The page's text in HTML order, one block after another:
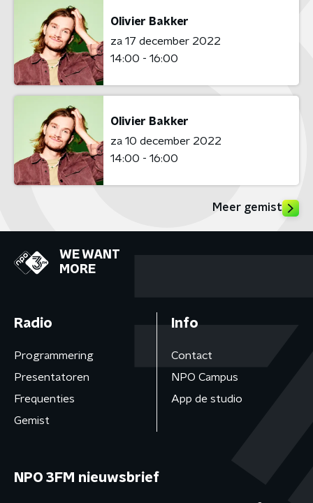
Olivier Bakker
za 17 december 2022
14:00 - 16:00
Olivier Bakker
za 10 december 2022
14:00 - 16:00
Meer gemist
WE WANT
MORE
Radio
Programmering
Presentatoren
Frequenties
Gemist
Info
Contact
NPO Campus
App de studio
NPO 3FM nieuwsbrief